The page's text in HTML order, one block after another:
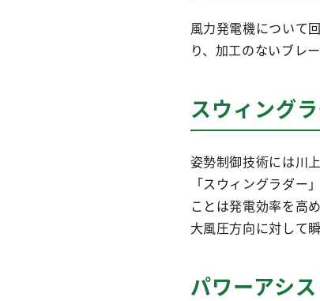
風力発電機について
り、加工のないブレ
スウィング
姿勢制御技術には川
「スウィングラダ
ことは発電効率を高
大風圧方向に対して
パワーアシ